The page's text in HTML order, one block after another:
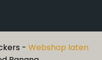
- Webshop laten